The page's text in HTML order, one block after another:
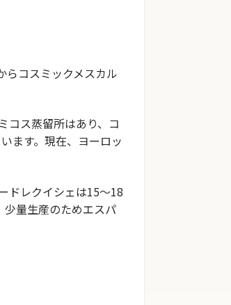
らコスミックメスカル
コス蒸留所はあり、コ
ます。現在、ヨーロッ
ドレクイシェは15～18
少量生産のためエスパ